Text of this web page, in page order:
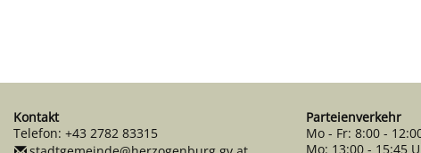
Kontakt
Telefon: +43 2782 83315
Parteienverkehr
Mo - Fr: 8:00 -
Mo: 13:00 - 15:45